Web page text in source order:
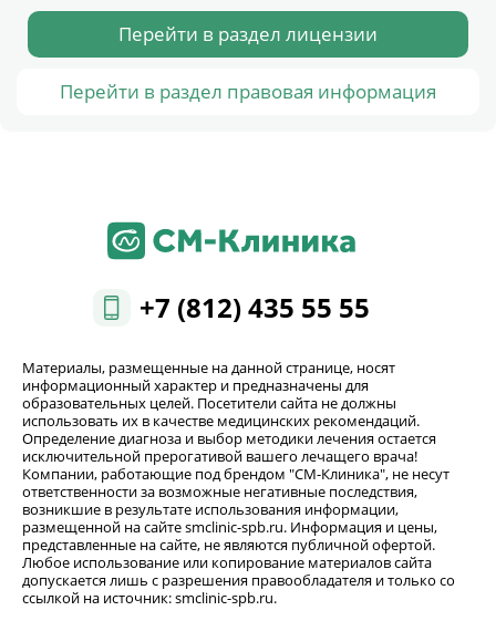
Перейти в раздел лицензии
Перейти в раздел правовая информация
+7 (812) 435 55 55
Материалы, размещенные на данной странице, носят
информационный характер и предназначены для
образовательных целей. Посетители сайта не должны
использовать их в качестве медицинских рекомендаций.
Определение диагноза и выбор методики лечения остается
исключительной прерогативой вашего лечащего врача!
Компании, работающие под брендом "СМ-Клиника", не несут
ответственности за возможные негативные последствия,
возникшие в результате использования информации,
размещенной на сайте smclinic-spb.ru. Информация и цены,
представленные на сайте, не являются публичной офертой.
Любое использование или копирование материалов сайта
допускается лишь с разрешения правообладателя и только со
ссылкой на источник: smclinic-spb.ru.